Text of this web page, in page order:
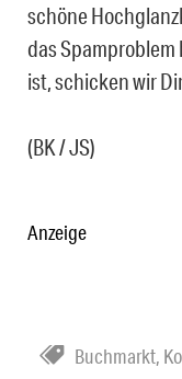
schöne
das
ist, schicken wir
(BK / JS)
Anzeige
Buchmarkt,